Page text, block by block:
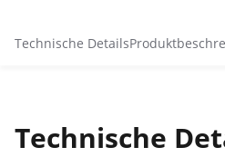
Technische Details
Technische